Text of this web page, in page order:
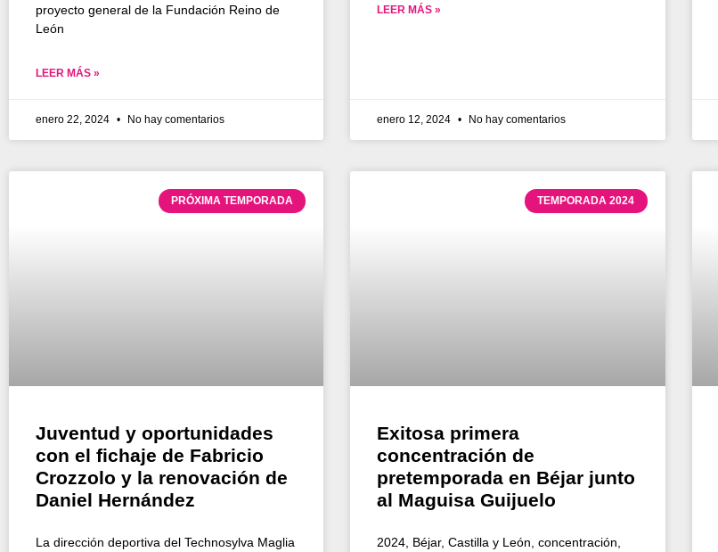
proyecto general de la Fundación Reino de
León
LEER MÁS »
enero 22, 2024 No hay comentarios
LEER MÁS »
enero 12, 2024 No hay comentarios
PRÓXIMA TEMPORADA
Juventud y oportunidades
con el fichaje de Fabricio
Crozzolo y la renovación de
Daniel Hernández
La dirección deportiva del Technosylva Maglia
TEMPORADA 2024
Exitosa primera
concentración de
pretemporada en Béjar junto
al Maguisa Guijuelo
2024, Béjar, Castilla y León, concentración,